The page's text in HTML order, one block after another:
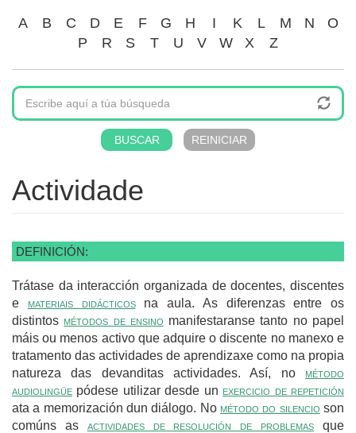
A B C D E F G H I K L M N
O
P
R S T U V W X Z
Actividade
DEFINICIÓN:
Trátase da interacción organizada de docentes, discentes
e materiais didácticosna aula. As diferenzas entre os
distintos métodos de ensino manifestaranse tanto no papel
máis ou menos activo que adquire o discente no manexo e
tratamento das actividades de aprendizaxe como na propia
natureza das devanditas actividades. Así, no método
audiolingüe pódese utilizar desde un exercicio de repetición
ata a memorización dun diálogo. No método do silencio son
comúns as actividades de resolución de problemas que